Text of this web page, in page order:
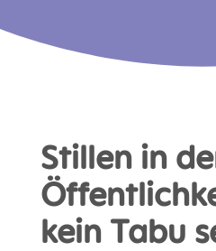
Stillen in
kein Tabu